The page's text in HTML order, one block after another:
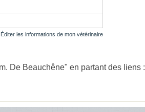
Éditer les informations de mon vétérinaire
De Beauchêne" en partant des liens :